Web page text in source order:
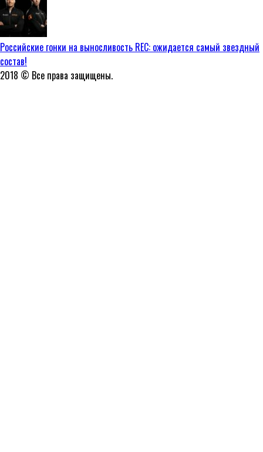
Российские гонки на выносливость REC: ожидается самый звездный
состав!
2018 © Все права защищены.